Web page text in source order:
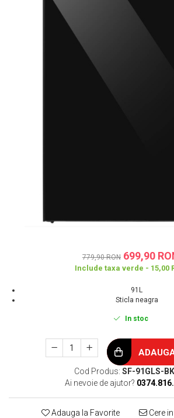
Robot de bucătărie
Dispozitive smart home
779,90 RON 699,90
Include taxa verde - 15,00
91L
Sticla neagra
In stoc
Cod Produs: SF-91GLS-
Ai nevoie de ajutor?
Adauga la Favorite Cere